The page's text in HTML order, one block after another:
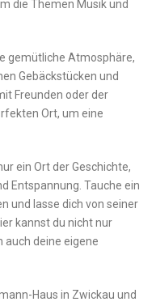
die Themen‍ Musik und⁣
gemütliche‍ Atmosphäre,
Gebäckstücken und
Freunden oder der
‍Ort, um eine
ein ​Ort der Geschichte,
Entspannung. Tauche ⁣ein
und lasse dich von seiner
kannst du nicht nur
auch ⁤deine eigene
Haus in Zwickau und‌